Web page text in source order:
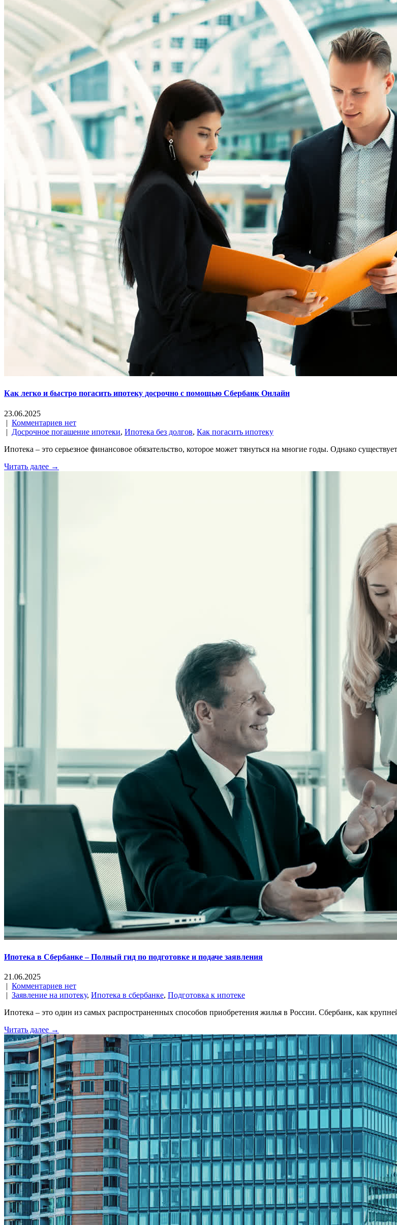
Как легко и быстро погасить ипотеку досрочно с помощью Сбербанк Онлайн
23.06.2025
| Комментариев нет
| Досрочное погашение ипотеки, Ипотека без долгов, Как погасить ипотеку
Ипотека – это серьезное финансовое обязательство, которое может тянуться на многие годы. Однако
Читать далее →
Ипотека в Сбербанке – Полный гид по подготовке и подаче заявления
21.06.2025
| Комментариев нет
| Заявление на ипотеку, Ипотека в сбербанке, Подготовка к ипотеке
Ипотека – это один из самых распространенных способов приобретения жилья в России. Сбербанк, как
Читать далее →